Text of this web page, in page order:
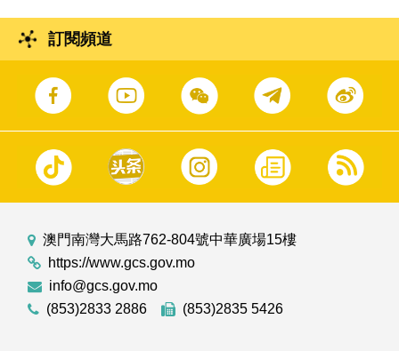
訂閱頻道
澳門南灣大馬路762-804號中華廣場15樓
https://www.gcs.gov.mo
info@gcs.gov.mo
(853)2833 2886
(853)2835 5426